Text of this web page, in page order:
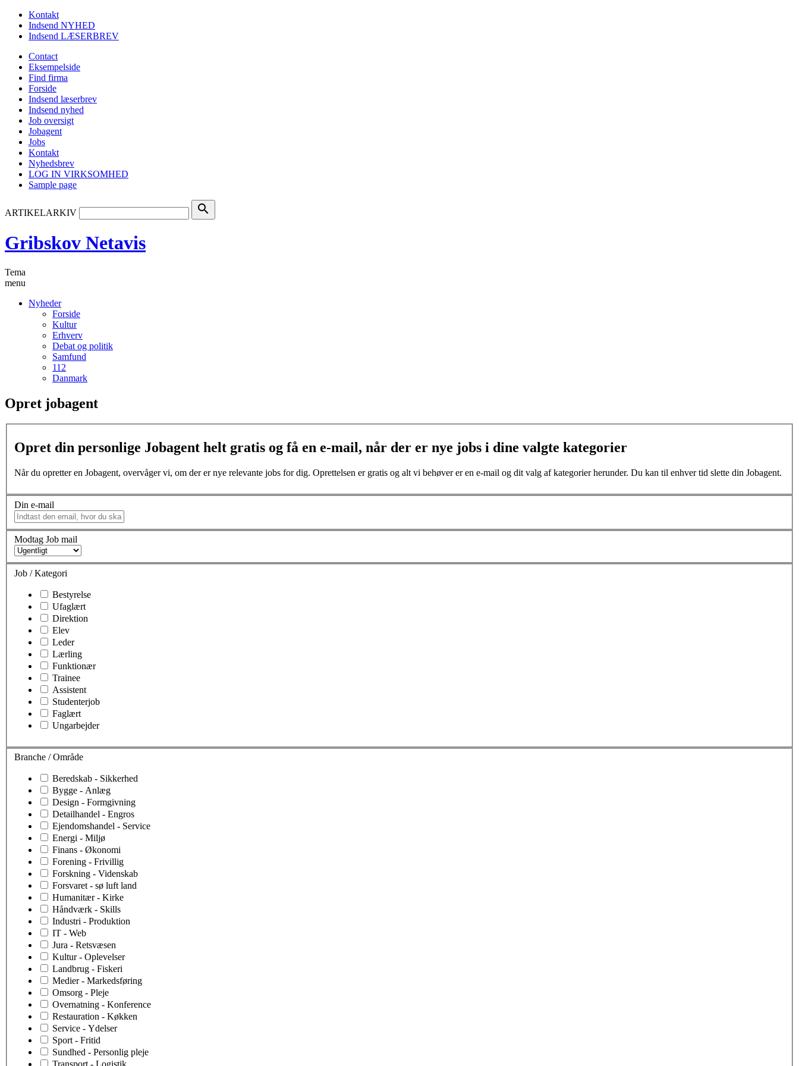
Kontakt
Indsend NYHED
Indsend LÆSERBREV
Contact
Eksempelside
Find firma
Forside
Indsend læserbrev
Indsend nyhed
Job oversigt
Jobagent
Jobs
Kontakt
Nyhedsbrev
LOG IN VIRKSOMHED
Sample page
ARTIKELARKIV search
Gribskov Netavis
Tema
menu
Nyheder
Forside
Kultur
Erhverv
Debat og politik
Samfund
112
Danmark
Opret jobagent
Opret din personlige Jobagent helt gratis og få en e-mail, når der er nye jobs i dine valgte kategorier
Når du opretter en Jobagent, overvåger vi, om der er nye relevante jobs for dig. Oprettelsen er gratis og alt vi behøver er en e-mail og dit valg af kategorier herunder. Du kan til enhver tid slette din Jobagent.
Din e-mail
Modtag Job mail
Job / Kategori
Bestyrelse
Ufaglært
Direktion
Elev
Leder
Lærling
Funktionær
Trainee
Assistent
Studenterjob
Faglært
Ungarbejder
Branche / Område
Beredskab - Sikkerhed
Bygge - Anlæg
Design - Formgivning
Detailhandel - Engros
Ejendomshandel - Service
Energi - Miljø
Finans - Økonomi
Forening - Frivillig
Forskning - Videnskab
Forsvaret - sø luft land
Humanitær - Kirke
Håndværk - Skills
Industri - Produktion
IT - Web
Jura - Retsvæsen
Kultur - Oplevelser
Landbrug - Fiskeri
Medier - Markedsføring
Omsorg - Pleje
Overnatning - Konference
Restauration - Køkken
Service - Ydelser
Sport - Fritid
Sundhed - Personlig pleje